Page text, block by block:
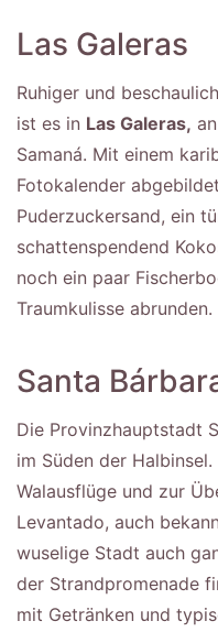
Las Galeras
Ruhiger und
ist es in Las Galeras,
Samaná. Mit einem
Fotokalender
Puderzuckersand, ein
schattenspendend
noch ein paar
Traumkulisse abrunden.
Santa
Die Provinzhauptstadt
im Süden der
Walausflüge und zur
Levantado, auch
wuselige Stadt auch
der Strandpromenade
mit Getränken und